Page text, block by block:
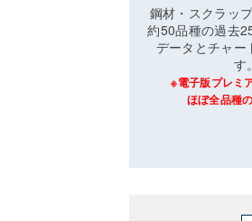
鋼材・スクラッ
約50品種の過去
データとチャー
す。
※電子版プレミ
ほぼ全品種